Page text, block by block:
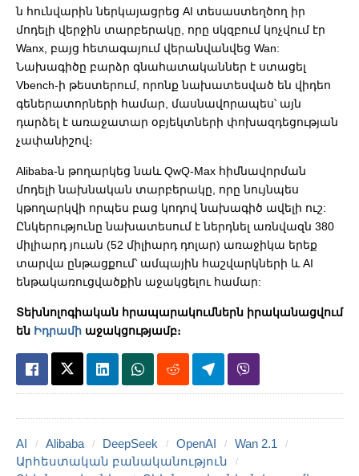
ն հունվարին ներկայացրեց AI տեսաստեղծող իր
մոդելի վերջին տարբերակը, որը սկզբում կոչվում էր
Wanx, բայց հետագայում վերանվանվեց Wan:
Նախագիծը բարձր գնահատականներ է ստացել
Vbench-ի թեստերում, որոնք նախատեսված են վիդեո
գեներատորների համար, մասնավորապես՝ այն
դարձել է առաջատար օբյեկտների փոխազդեցության
չափանիշով։
Alibaba-ն թողարկեց նաև QwQ-Max հիմնավորման
մոդելի նախնական տարբերակը, որը նույնպես
կթողարկվի որպես բաց կոդով նախագիծ ավելի ուշ:
Ընկերությունը նախատեսում է ներդնել առնվազն 380
միլիարդ յուան ​​(52 միլիարդ դոլար) առաջիկա երեք
տարվա ընթացքում՝ ամպային հաշվարկների և AI
ենթակառուցվածքին աջակցելու համար:
Տեխնոլոգիական հրապարակումներն իրականացվում
են Իդրամի աջակցությամբ։
AI Alibaba DeepSeek OpenAI
Wan 2.1
Արհեստական բանականություն